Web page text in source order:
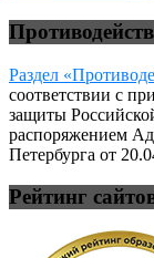
Раздел
соответствии с
защиты
распоряжением
Петербурга от
Рейтинг